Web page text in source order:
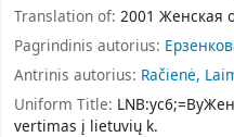
Translation of: 2001 Женская
Pagrindinis autorius:
Antrinis autorius: Račienė,
Uniform Title:
vertimas į lietuvių k.